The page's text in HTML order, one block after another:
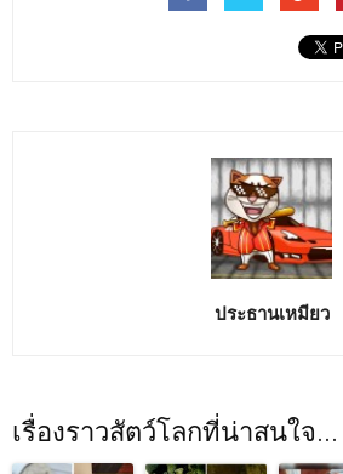
ประธานเหมียว
เรื่องราวสัตว์โลกที่น่าสนใจ...